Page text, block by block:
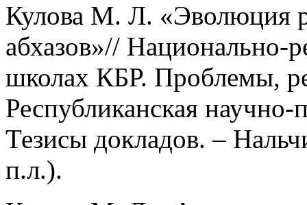
Кулова М. Л. «Эволюция
абхазов»// Национально-
школах КБР. Проблемы,
Республиканская
Тезисы докладов. –
п.л.).